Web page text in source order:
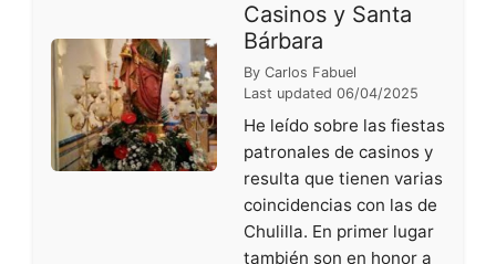
Casinos y Santa
Bárbara
By Carlos Fabuel
Last updated 06/04/2025
He leído sobre las fiestas
patronales de casinos y
resulta que tienen varias
coincidencias con las de
Chulilla. En primer lugar
también son en honor a